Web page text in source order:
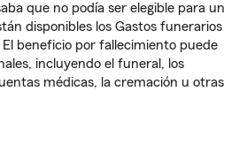
que no podía ser elegible para un
disponibles los Gastos funerarios
beneficio por fallecimiento puede
incluyendo el funeral, los
médicas, la cremación u otras